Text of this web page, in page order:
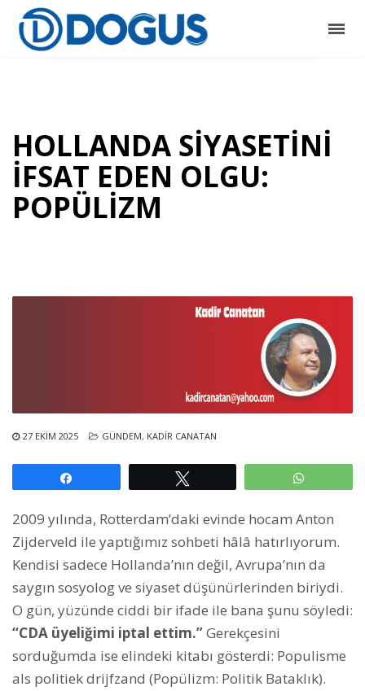
HOLLANDA SİYASETİNİ
İFSAT EDEN OLGU:
POPÜLİZM
27 EKIM 2025 GÜNDEM, KADIR CANATAN
2009 yılında, Rotterdam’daki evinde hocam Anton
Zijderveld ile yaptığımız sohbeti hâlâ hatırlıyorum.
Kendisi sadece Hollanda’nın değil, Avrupa’nın da
saygın sosyolog ve siyaset düşünürlerinden biriydi.
O gün, yüzünde ciddi bir ifade ile bana şunu söyledi:
“CDA üyeliğimi iptal ettim.”Gerekçesini
sorduğumda ise elindeki kitabı gösterdi: Populisme
als politiek drijfzand (Popülizm: Politik Bataklık).